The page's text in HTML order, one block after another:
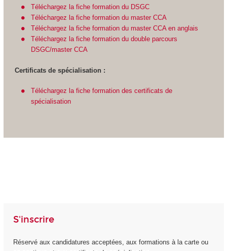
Téléchargez la fiche formation du DSGC
Téléchargez la fiche formation du master CCA
Téléchargez la fiche formation du master CCA en anglais
Téléchargez la fiche formation du double parcours
DSGC/master CCA
Certificats de spécialisation :
Téléchargez la fiche formation des certificats de
spécialisation
S'inscrire
Réservé aux candidatures acceptées, aux formations à la carte ou